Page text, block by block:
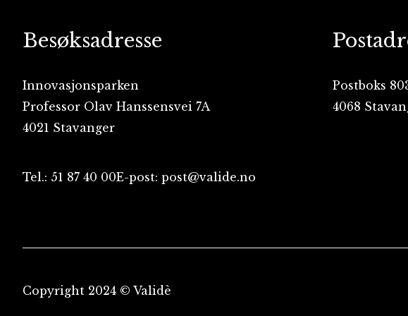
Besøksadresse
Innovasjonsparken
Professor Olav Hanssensvei 7A
4021 Stavanger
Tel.: 51 87 40 00E-post: post@valide.no
Postboks
4068
Copyright 2024 © Validè